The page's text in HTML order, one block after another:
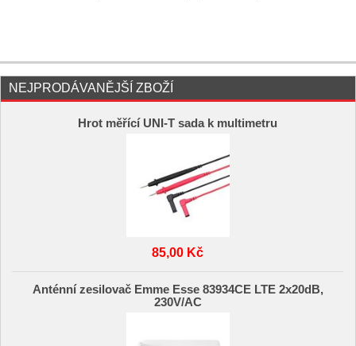
NEJPRODÁVANĚJŠÍ ZBOŽÍ
Hrot měřící UNI-T sada k multimetru
85,00 Kč
Anténní zesilovač Emme Esse 83934CE LTE 2x20dB,
230V/AC